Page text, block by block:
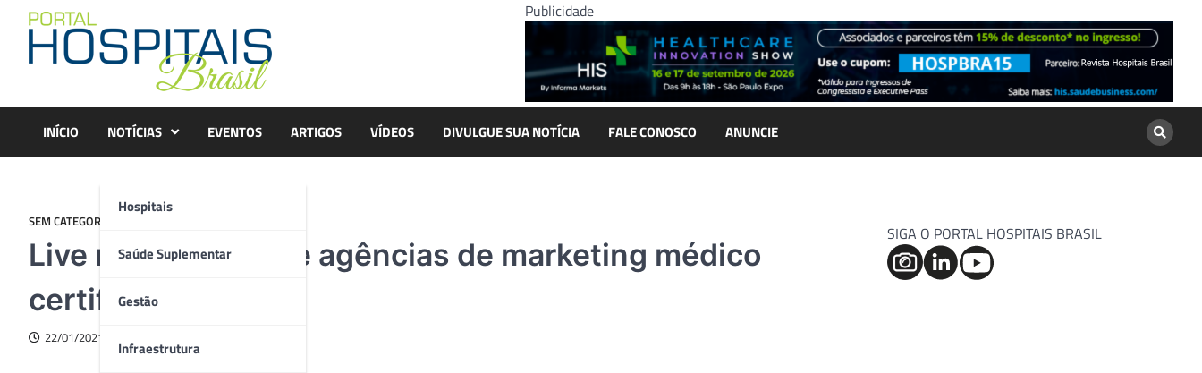
content
Publicidade
INÍCIO NOTÍCIAS
Hospitais
Saúde Suplementar
Gestão
Infraestrutura
EVENTOS ARTIGOS VÍDEOS DIVULGUE SUA NOTÍCIA FALE CONOSCO ANUNCIE
SEM CATEGORIA
Live reúne CEOs de agências de marketing médico
certificadas
22/01/2021
SIGA O PORTAL HOSPITAIS BRASIL